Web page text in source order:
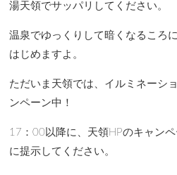
湯天領でサッパリしてください。
温泉でゆっくりして暗くなるころ
はじめますよ。
ただいま天領では、イルミネーシ
ンペーン中！
17：00以降に、天領HPのキャン
に提示してください。